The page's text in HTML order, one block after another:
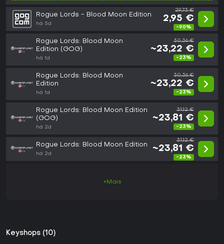
Rogue Lords - Blood Moon Edition
há 5d
29,73 €
2,95 €
-90%
Rogue Lords: Blood Moon
Edition (GOG)
há 1d
30,36 €
~23,22 €
-23%
Rogue Lords: Blood Moon
Edition
há 1d
30,36 €
~23,22 €
-23%
Rogue Lords: Blood Moon Edition
(GOG)
há 2d
31,12 €
~23,81 €
-23%
Rogue Lords: Blood Moon Edition
há 2d
31,12 €
~23,81 €
-23%
+Mais
Keyshops (10)